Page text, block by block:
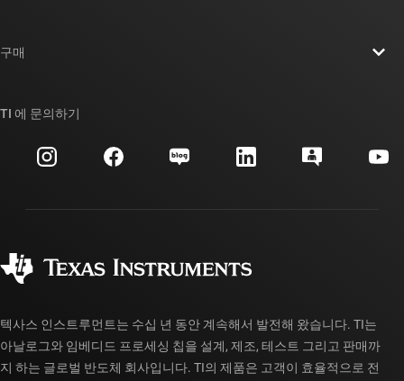
투자 관계
제조
대체품 검색
고객 지원 센터
myTI 계정 FAQ
구매
주문 FAQ
TI 에 문의하기
텍사스 인스트루먼트는 수십 년 동안 계속해서 발전해 왔습니다. TI는
아날로그와 임베디드 프로세싱 칩을 설계, 제조, 테스트 그리고 판매까
지 하는 글로벌 반도체 회사입니다. TI의 제품은 고객이 효율적으로 전